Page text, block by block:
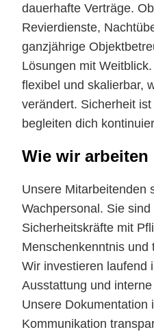
dauerhafte Verträge.
Revierdienste,
ganzjährige
Lösungen mit
flexibel und skalierbar,
verändert. Sicherheit
begleiten dich
Wie wir arbeiten
Unsere Mitarbeitenden
Wachpersonal. Sie
Sicherheitskräfte mit
Menschenkenntnis und
Wir investieren laufend
Ausstattung und
Unsere Dokumentation
Kommunikation